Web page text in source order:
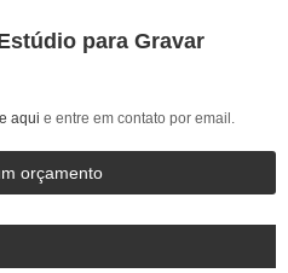
para Gravar
aqui e entre em contato por email.
orçamento